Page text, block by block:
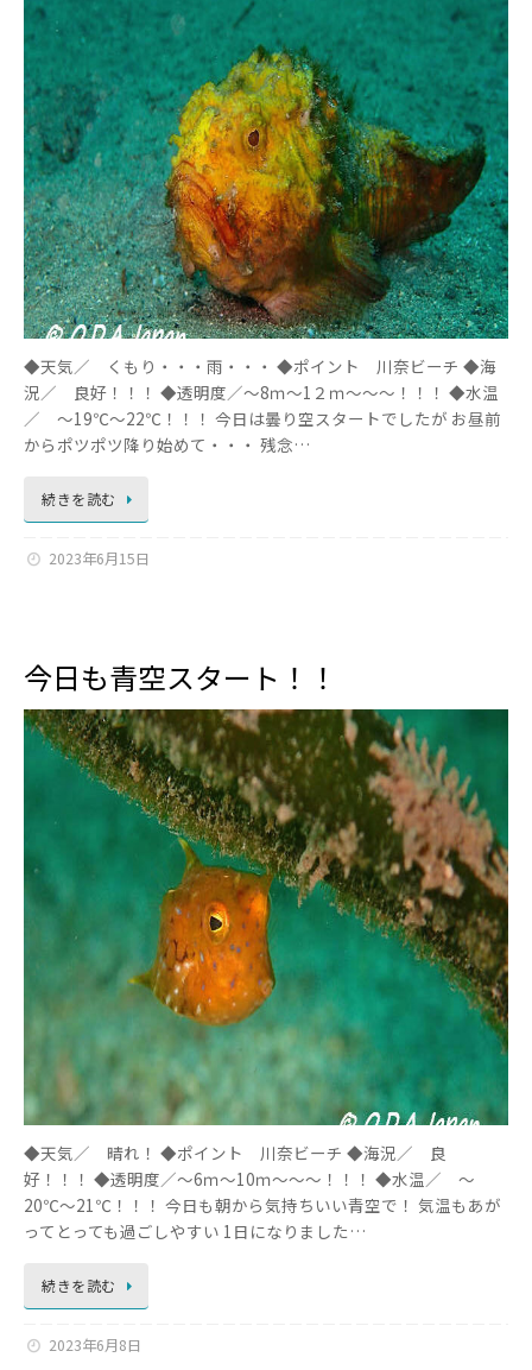
◆天気／ くもり・・・雨・・・ ◆ポイント 川奈ビーチ ◆海
況／ 良好！！！ ◆透明度／～8ｍ～1２ｍ～～～！！！ ◆水温
／ ～19℃～22℃！！！ 今日は曇り空スタートでしたが お昼前
からポツポツ降り始めて・・・ 残念…
続きを読む
2023年6月15日
今日も青空スタート！！
◆天気／ 晴れ！ ◆ポイント 川奈ビーチ ◆海況／ 良
好！！！ ◆透明度／～6ｍ～10ｍ～～～！！！ ◆水温／ ～
20℃～21℃！！！ 今日も朝から気持ちいい青空で！ 気温もあが
ってとっても過ごしやすい 1日になりました…
続きを読む
2023年6月8日